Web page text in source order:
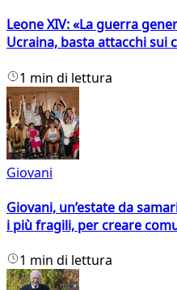
Leone XIV: «La guerra
Ucraina, basta attacchi sui
1 min di lettura
Giovani
Giovani, un’estate da
i più fragili, per creare
1 min di lettura